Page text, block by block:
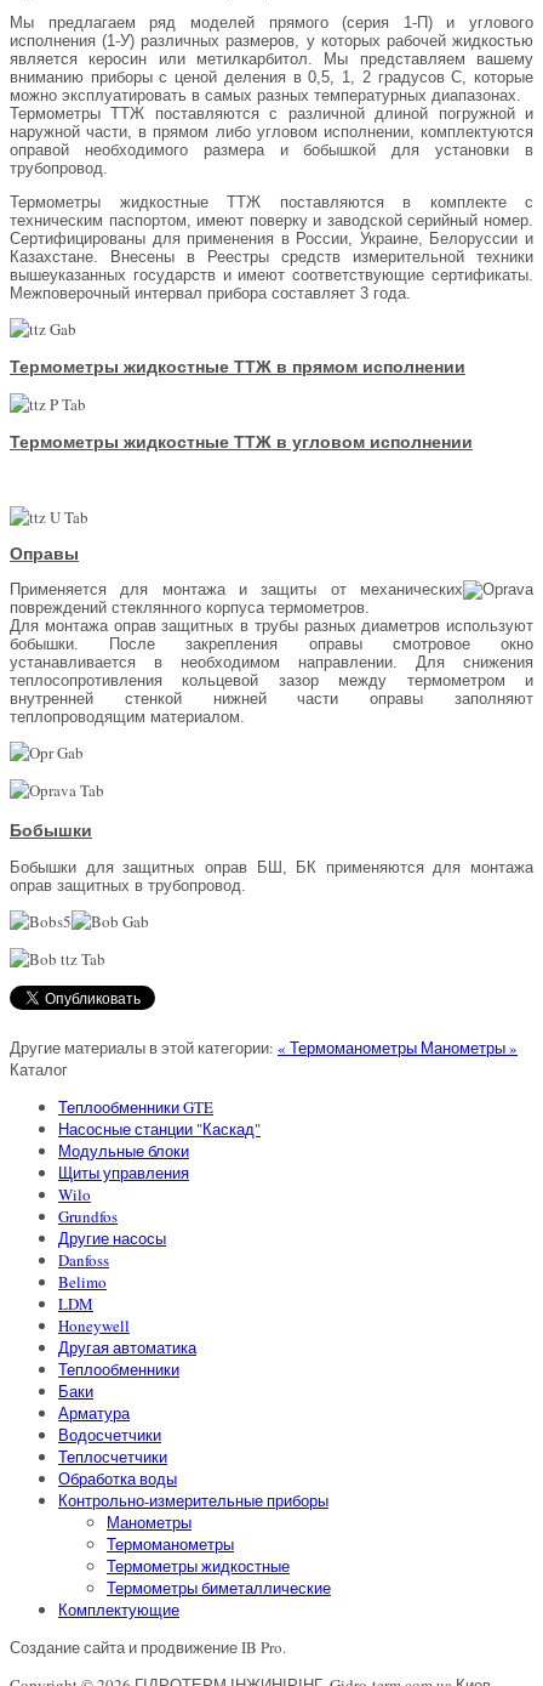
Мы предлагаем ряд моделей прямого (серия 1-П) и углового
исполнения (1-У) различных размеров, у которых рабочей жидкостью
является керосин или метилкарбитол. Мы представляем вашему
вниманию приборы с ценой деления в 0,5, 1, 2 градусов С, которые
можно эксплуатировать в самых разных температурных диапазонах.
Термометры ТТЖ поставляются с различной длиной погружной и
наружной части, в прямом либо угловом исполнении, комплектуются
оправой необходимого размера и бобышкой для установки в
трубопровод.
Термометры жидкостные ТТЖ поставляются в комплекте с
техническим паспортом, имеют поверку и заводской серийный номер.
Сертифицированы для применения в России, Украине, Белоруссии и
Казахстане. Внесены в Реестры средств измерительной техники
вышеуказанных государств и имеют соответствующие сертификаты.
Межповерочный интервал прибора составляет 3 года.
Термометры жидкостные ТТЖ в прямом исполнении
Термометры жидкостные ТТЖ в угловом исполнении
Оправы
Применяется для монтажа и защиты от механических
повреждений стеклянного корпуса термометров.
Для монтажа оправ защитных в трубы разных диаметров используют
бобышки. После закрепления оправы смотровое окно
устанавливается в необходимом направлении. Для снижения
теплосопротивления кольцевой зазор между термометром и
внутренней стенкой нижней части оправы заполняют
теплопроводящим материалом.
Бобышки
Бобышки для защитных оправ БШ, БК применяются для монтажа
оправ защитных в трубопровод.
Другие материалы в этой категории: « Термоманометры Манометры »
Каталог
Теплообменники GTE
Насосные станции "Каскад"
Модульные блоки
Щиты управления
Wilo
Grundfos
Другие насосы
Danfoss
Belimo
LDM
Honeywell
Другая автоматика
Теплообменники
Баки
Арматура
Водосчетчики
Теплосчетчики
Обработка воды
Контрольно-измерительные приборы
Манометры
Термоманометры
Термометры жидкостные
Термометры биметаллические
Комплектующие
Создание сайта и продвижение IB Pro.